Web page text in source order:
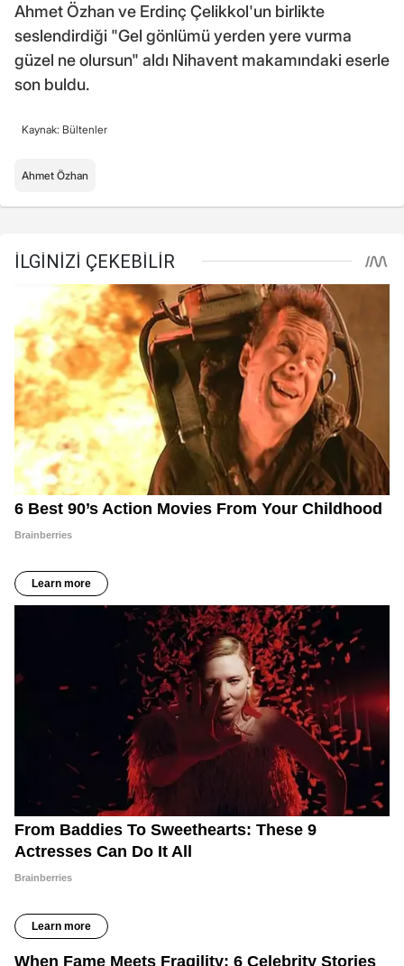
Ahmet Özhan ve Erdinç Çelikkol'un birlikte
seslendirdiği "Gel gönlümü yerden yere vurma
güzel ne olursun" aldı Nihavent makamındaki eserle
son buldu.
Kaynak: Bültenler
Ahmet Özhan